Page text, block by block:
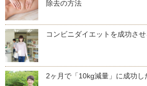
除去の方法
コンビニダイエットを成功さ
2ヶ月で「10kg減量」に成功